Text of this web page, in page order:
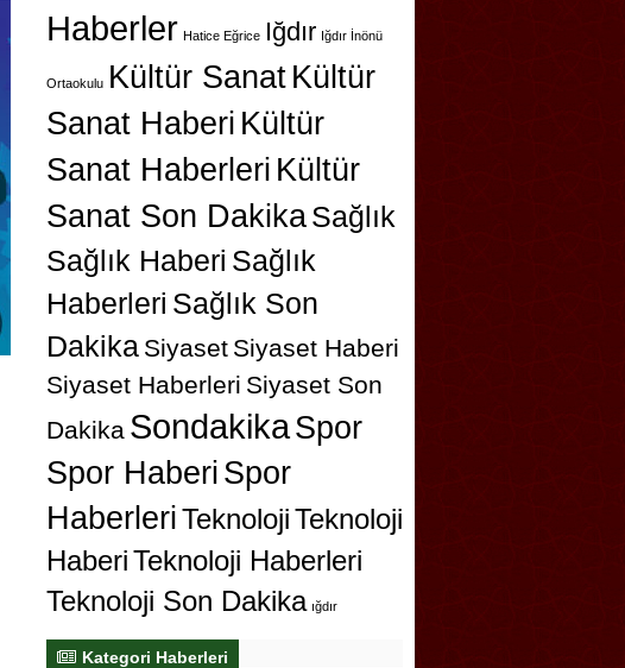
Haberler Hatice Eğrice Iğdır Iğdır İnönü
Ortaokulu Kültür SanatKültür
Sanat Haberi Kültür
Sanat Haberleri Kültür
Sanat Son DakikaSağlık
Sağlık Haberi Sağlık
Haberleri Sağlık Son
Dakika Siyaset Siyaset Haberi
Siyaset Haberleri Siyaset Son
Dakika SondakikaSpor
Spor Haberi Spor
HaberleriTeknolojiTeknoloji
HaberiTeknoloji Haberleri
Teknoloji Son Dakika ığdır
Kategori Haberleri